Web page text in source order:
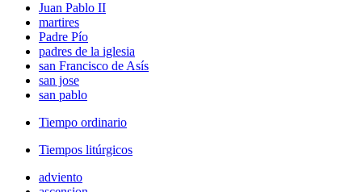
Juan Pablo II
martires
Padre Pío
padres de la iglesia
san Francisco de Asís
san jose
san pablo
Tiempo ordinario
Tiempos litúrgicos
adviento